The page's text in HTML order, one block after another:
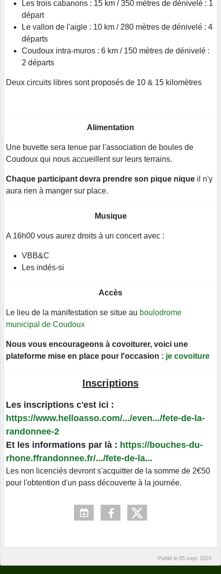
Les trois cabanons : 15 km / 350 mètres de dénivelé : 1
départ
Le vallon de l'aigle : 10 km / 280 mètres de dénivelé : 4
départs
Coudoux intra-muros : 6 km / 150 mètres de dénivelé :
2 départs
Deux circuits libres sont proposés de 10 & 15 kilomètres
Alimentation
Une buvette sera tenue par l'association de boules de
Coudoux qui nous accueillent sur leurs terrains.
Chaque participant devra prendre son pique nique il n'y
aura rien à manger sur place.
Musique
A 16h00 vous aurez droits à un concert avec :
VBB&C
Les indés-si
Accès
Le lieu de la manifestation se situe au boulodrome
municipal de Coudoux
Nous vous encourageons à covoiturer, voici une
plateforme mise en place pour l'occasion : je covoiture
Inscriptions
Les inscriptions c'est ici :
https://www.helloasso.com/.../even.../fete-de-la-
randonnee-2
Et les informations par là : https://bouches-du-
rhone.ffrandonnee.fr/.../fete-de-la...
Les non licenciés devront s'acquitter de la somme de 2€50
pour l'obtention d'un pass découverte à la journée.
Publié le 05 sept. 2024